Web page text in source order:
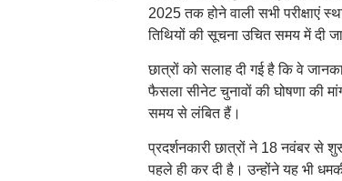
2025 तक होने वाली सभी परीक्षाएं
तिथियों की सूचना उचित समय में दी
छात्रों को सलाह दी गई है कि वे
फैसला सीनेट चुनावों की घोषणा की
समय से लंबित हैं।
प्रदर्शनकारी छात्रों ने 18 नवंबर से
पहले ही कर दी है। उन्होंने यह भी